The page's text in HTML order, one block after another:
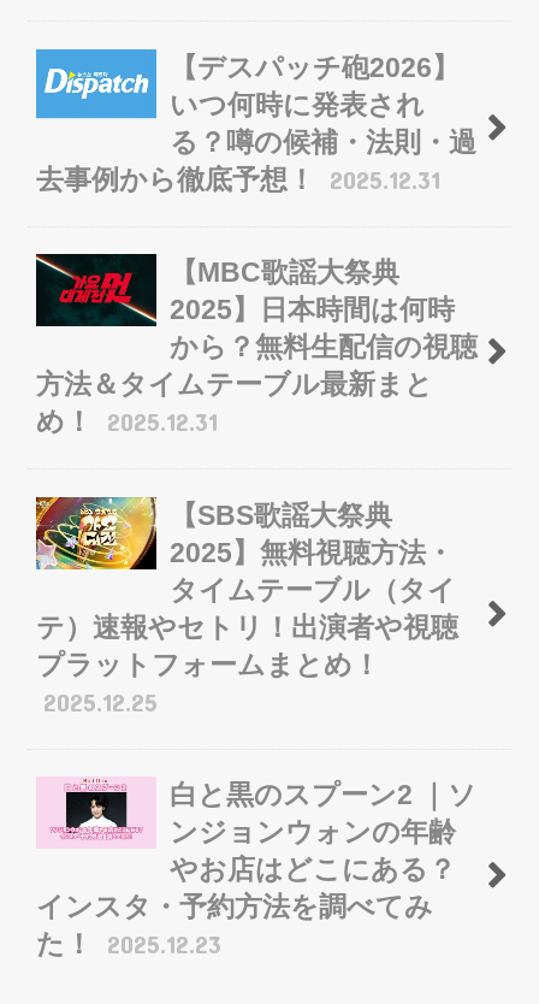
【デスパッチ砲2026】
いつ何時に発表され
る？噂の候補・法則・過
去事例から徹底予想！
2025.12.31
【MBC歌謡大祭典
2025】日本時間は何時
から？無料生配信の視聴
方法＆タイムテーブル最新まと
め！
2025.12.31
【SBS歌謡大祭典
2025】無料視聴方法・
タイムテーブル（タイ
テ）速報やセトリ！出演者や視聴
プラットフォームまとめ！
2025.12.25
白と黒のスプーン2 ｜ソ
ンジョンウォンの年齢
やお店はどこにある？
インスタ・予約方法を調べてみ
た！
2025.12.23